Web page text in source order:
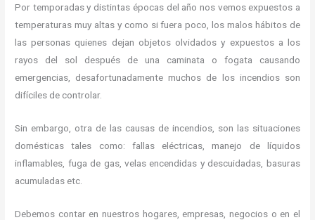
Por temporadas y distintas épocas del año nos vemos expuestos a
temperaturas muy altas y como si fuera poco, los malos hábitos de
las personas quienes dejan objetos olvidados y expuestos a los
rayos del sol después de una caminata o fogata causando
emergencias, desafortunadamente muchos de los incendios son
difíciles de controlar.
Sin embargo, otra de las causas de incendios, son las situaciones
domésticas tales como: fallas eléctricas, manejo de líquidos
inflamables, fuga de gas, velas encendidas y descuidadas, basuras
acumuladas etc.
Debemos contar en nuestros hogares, empresas, negocios o en el